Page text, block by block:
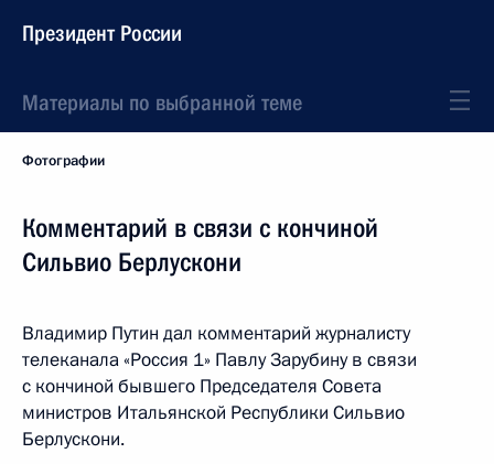
Президент России
Материалы по выбранной теме
Фотографии
Комментарий в связи с кончиной
Сильвио Берлускони
Владимир Путин дал комментарий журналисту
телеканала «Россия 1» Павлу Зарубину в связи
с кончиной бывшего Председателя Совета
министров Итальянской Республики Сильвио
Берлускони.